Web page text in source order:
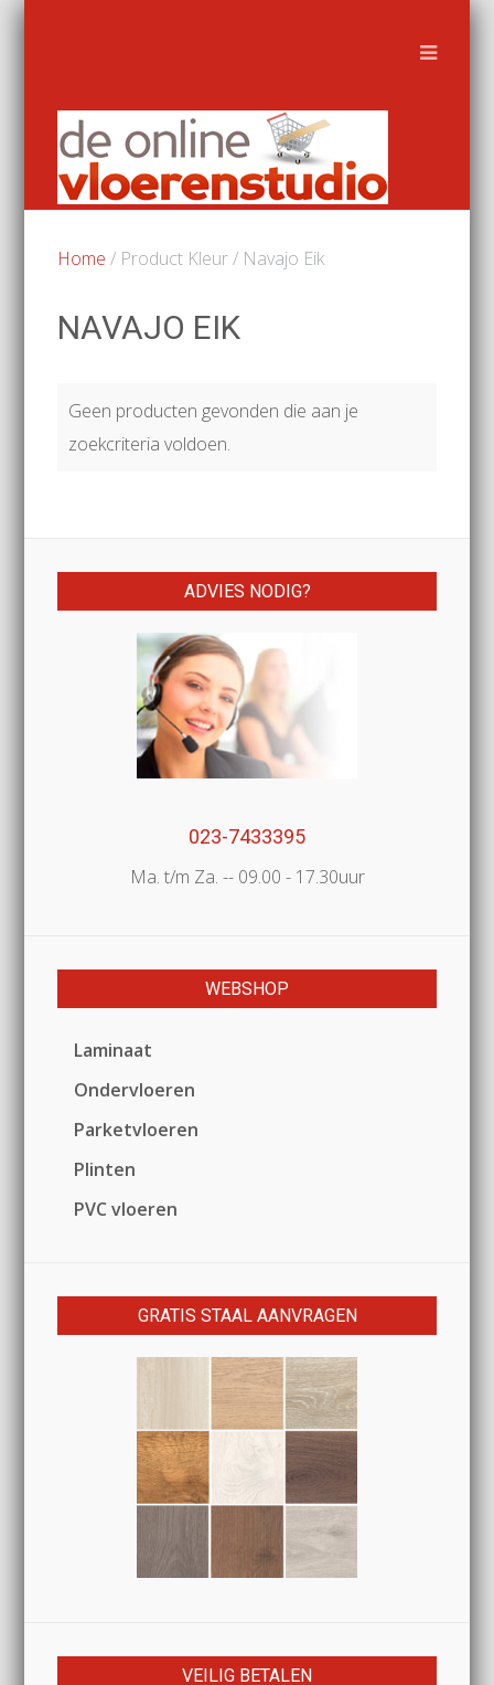
Home / Product Kleur / Navajo Eik
NAVAJO EIK
Geen producten gevonden die aan je
zoekcriteria voldoen.
ADVIES NODIG?
023-7433395
Ma. t/m Za. -- 09.00 - 17.30uur
WEBSHOP
Laminaat
Ondervloeren
Parketvloeren
Plinten
PVC vloeren
GRATIS STAAL AANVRAGEN
VEILIG BETALEN